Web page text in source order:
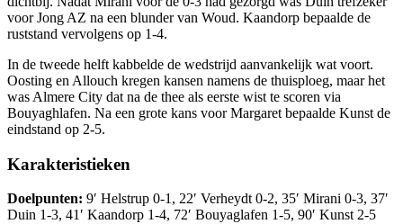
voor Jong AZ na een blunder van Woud. Kaandorp bepaalde de
ruststand vervolgens op 1-4.
In de tweede helft kabbelde de wedstrijd aanvankelijk wat voort.
Oosting en Allouch kregen kansen namens de thuisploeg, maar het
was Almere City dat na de thee als eerste wist te scoren via
Bouyaghlafen. Na een grote kans voor Margaret bepaalde Kunst de
eindstand op 2-5.
Karakteristieken
Doelpunten: 9′ Helstrup 0-1, 22′ Verheydt 0-2, 35′ Mirani 0-3, 37′
Duin 1-3, 41′ Kaandorp 1-4, 72′ Bouyaglafen 1-5, 90′ Kunst 2-5